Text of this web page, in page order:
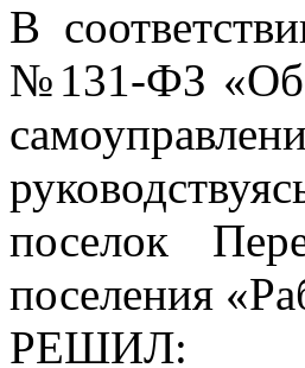
В
№131-ФЗ «Об
поселок
поселения
РЕШИЛ: